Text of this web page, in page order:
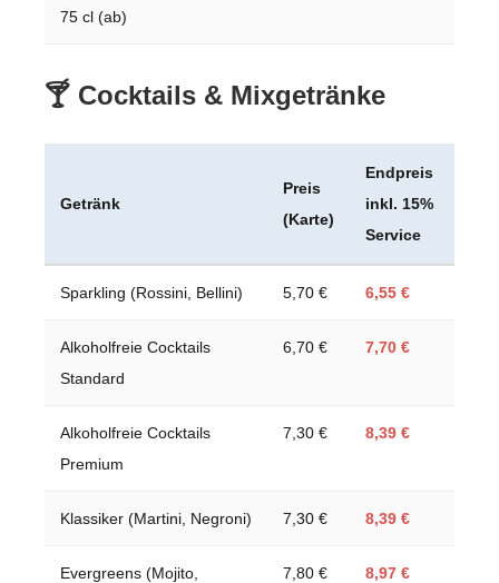
75 cl (ab)
🍸 Cocktails & Mixgetränke
Getränk
Preis
(Karte)
Endpreis
inkl. 15%
Service
Sparkling (Rossini, Bellini) 5,70 € 6,55 €
Alkoholfreie Cocktails
Standard
6,70 € 7,70 €
Alkoholfreie Cocktails
Premium
7,30 € 8,39 €
Klassiker (Martini, Negroni) 7,30 € 8,39 €
Evergreens (Mojito,
7,80 € 8,97 €